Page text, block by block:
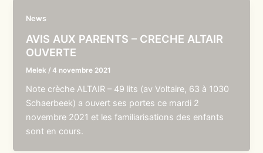
News
AVIS AUX PARENTS – CRECHE ALTAIR
OUVERTE
Melek /4 novembre 2021
Note crèche ALTAIR – 49 lits (av Voltaire, 63 à 1030
Schaerbeek) a ouvert ses portes ce mardi 2
novembre 2021 et les familiarisations des enfants
sont en cours.